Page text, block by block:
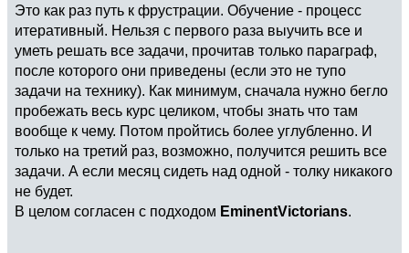
Это как раз путь к фрустрации. Обучение - процесс
итеративный. Нельзя с первого раза выучить все и
уметь решать все задачи, прочитав только параграф,
после которого они приведены (если это не тупо
задачи на технику). Как минимум, сначала нужно бегло
пробежать весь курс целиком, чтобы знать что там
вообще к чему. Потом пройтись более углубленно. И
только на третий раз, возможно, получится решить все
задачи. А если месяц сидеть над одной - толку никакого
не будет.
В целом согласен с подходом EminentVictorians.